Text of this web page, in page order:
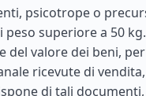
psicotrope o
superiore a 50
del valore dei beni,
ricevute di
di tali